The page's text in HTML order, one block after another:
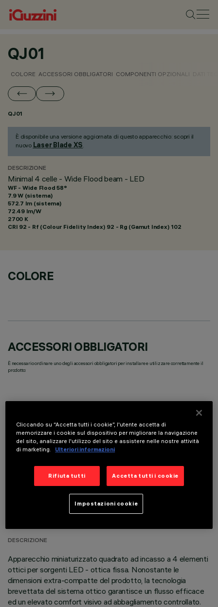
QJ01
COLORE ACCESSORI OBBLIGATORI COMPONENTI OPZIONALI
QJ01
È disponibile una versione aggiornata di questo apparecchio: scopri il
nuovo Laser Blade XS.
DESCRIZIONE
Minimal 4 celle - Wide Flood beam - LED
WF - Wide Flood 58°
7.9 W (sistema)
572.7 lm (sistema)
72.49 lm/W
2700 K
CRI 92 - Rf (Colour Fidelity Index) 92 - Rg (Gamut Index) 102
COLORE
ACCESSORI OBBLIGATORI
È necessario ordinare uno degli accessori obbligatori per installare e utilizzare correttamente il
prodotto:
COMPONENTI OPZIONALI
DATI TECNICI
ULTIMO AGGIORNAMENTO: 05/08/2026
DESCRIZIONE
Apparecchio miniaturizzato quadrato ad incasso a 4 elementi
ottici per sorgenti LED - ottica fissa. Nonostante le
dimensioni extra-compatte del prodotto, la tecnologia
brevettata del sistema ottico garantisce un flusso efficace
ed un elevato comfort visivo ad abbagliamento controllato.
Cliccando su “Accetta tutti i cookie”, l'utente accetta di
memorizzare i cookie sul dispositivo per migliorare la navigazione
del sito, analizzare l'utilizzo del sito e assistere nelle nostre attività
di marketing.
Ulteriori informazioni
Rifiuta tutti Accetta tutti i cookie
Impostazioni cookie